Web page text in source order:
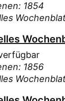
1854
1856